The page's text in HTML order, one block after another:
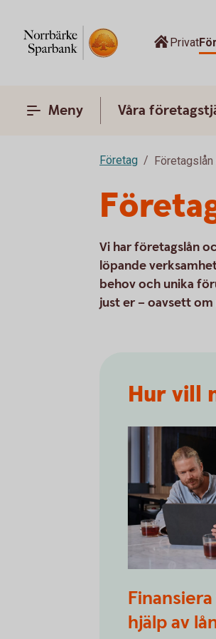
Privat
Meny Våra
Företag
Vi har företagslån
löpande
behov och unika
just er – oavsett
Hur vill
together
hjälp av